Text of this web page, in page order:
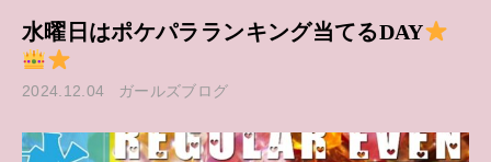
水曜日はポケパラランキング当てるDAY
2024.12.04 ガールズブログ